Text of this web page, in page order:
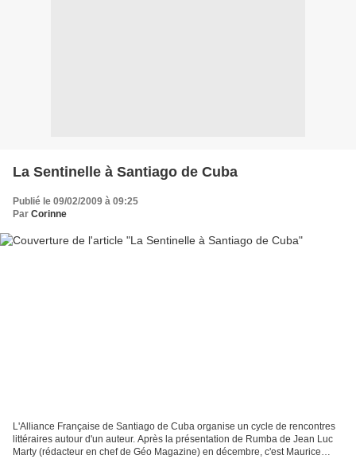
La Sentinelle à Santiago de Cuba
Publié le 09/02/2009 à 09:25
Par Corinne
L'Alliance Française de Santiago de Cuba organise un cycle de rencontres
littéraires autour d'un auteur. Après la présentation de Rumba de Jean Luc
Marty (rédacteur en chef de Géo Magazine) en décembre, c'est Maurice